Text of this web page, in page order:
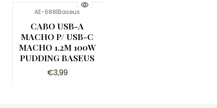
AE-688|Baseus
CABO USB-A
MACHO P/ USB-C
MACHO 1.2M 100W
PUDDING BASEUS
€3,99